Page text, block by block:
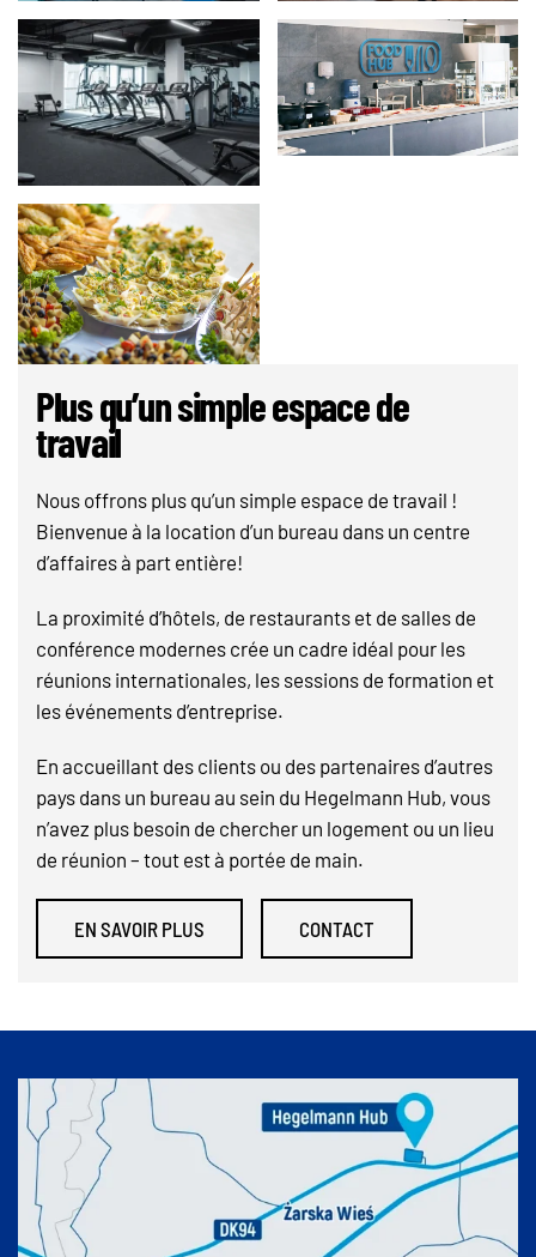
Plus qu’un simple espace de
travail
Nous offrons plus qu’un simple espace de travail !
Bienvenue à la location d’un bureau dans un centre
d’affaires à part entière!
La proximité d’hôtels, de restaurants et de salles de
conférence modernes crée un cadre idéal pour les
réunions internationales, les sessions de formation et
les événements d’entreprise.
En accueillant des clients ou des partenaires d’autres
pays dans un bureau au sein du Hegelmann Hub, vous
n’avez plus besoin de chercher un logement ou un lieu
de réunion – tout est à portée de main.
EN SAVOIR PLUS CONTACT